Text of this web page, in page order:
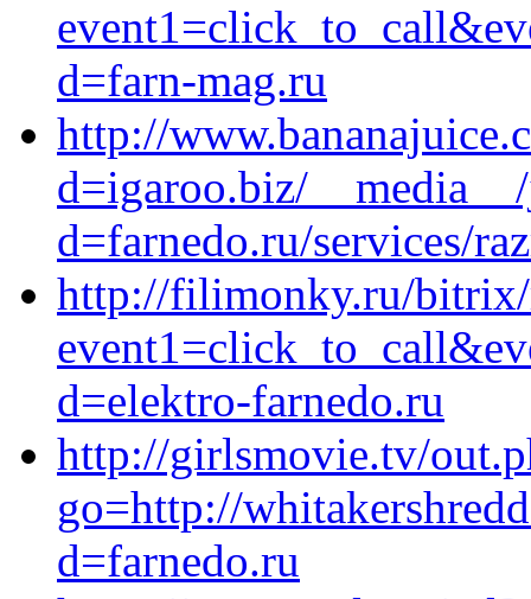
d=farn-mag.ru
http://
d=igaroo.biz/
d=farnedo.ru/services/
http://filimonky.ru/bitrix/
d=elektro-farnedo.ru
http://girlsmovie.tv/
go=http://
d=farnedo.ru